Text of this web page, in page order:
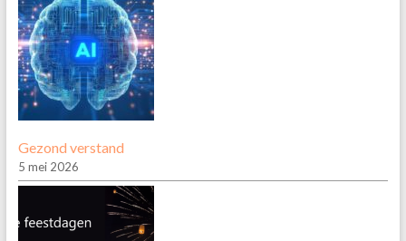
Gezond verstand
5 mei 2026